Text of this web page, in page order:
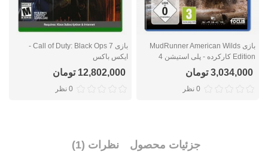
بازی MudRunner American Wilds
Edition کارکرده - پلی استیشن 4
3,034,000 تومان
0 نظر
بازی Call of Duty: Black Ops 7 -
ایکس باکس
12,802,000 تومان
0 نظر
جزئیات محصول نظرات (1)